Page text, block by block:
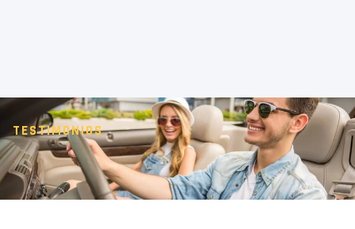
TESTIMONIOS